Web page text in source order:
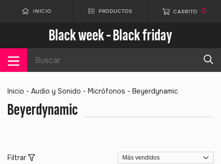
INICIO PRODUCTOS CARRITO 0
Black week - Black friday
Inicio - Audio y Sonido - Micrófonos - Beyerdynamic
Beyerdynamic
Filtrar